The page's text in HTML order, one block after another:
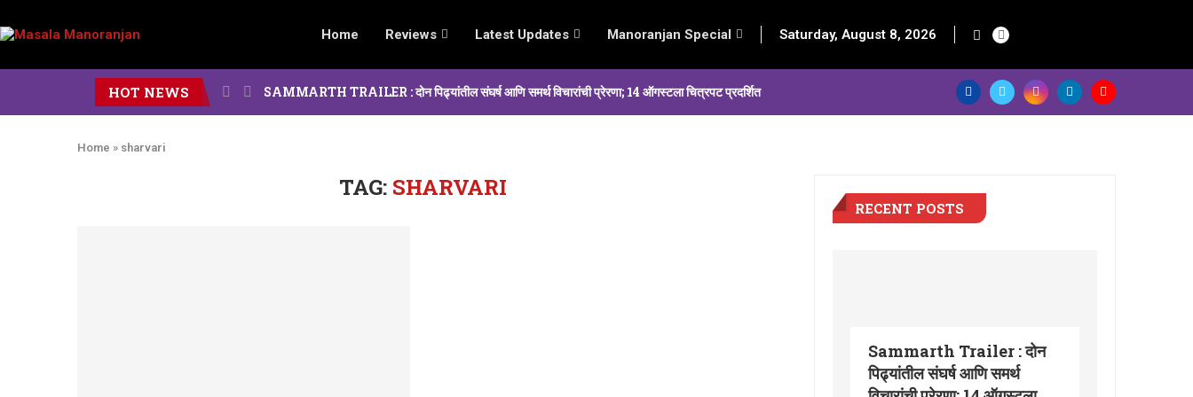
Home Reviews Latest Updates Manoranjan Special Saturday, August 8, 2026
HOT NEWS SAMMARTH TRAILER : दोन पिढ्यांतील संघर्ष आणि समर्थ विचारांची प्रेरणा; 14 ऑगस्टला चित्रपट प्रदर्शित
Home » sharvari
TAG: SHARVARI
RECENT POSTS
Sammarth Trailer : दोन
पिढ्यांतील संघर्ष आणि समर्थ